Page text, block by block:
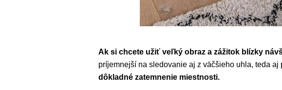
Ak si chcete užiť veľký obraz a zážitok blízky
príjemnejší na sledovanie aj z väčšieho uhla, teda aj
dôkladné zatemnenie miestnosti.